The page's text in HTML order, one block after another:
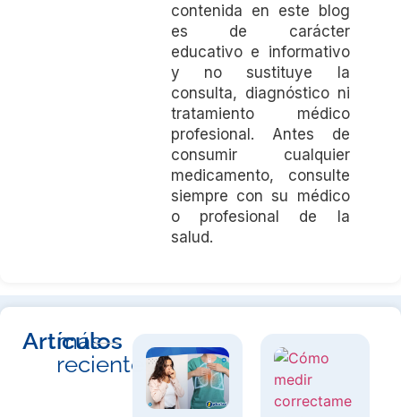
contenida en este blog
es de carácter
educativo e informativo
y no sustituye la
consulta, diagnóstico ni
tratamiento médico
profesional. Antes de
consumir cualquier
medicamento, consulte
siempre con su médico
o profesional de la
salud.
Artículos
más
recientes